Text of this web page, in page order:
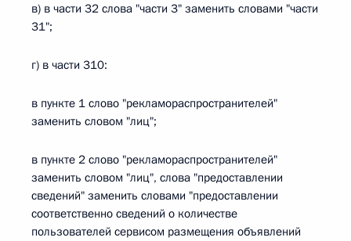
в) в части 32 слова "части 3" заменить словами "части
31";
г) в части 310:
в пункте 1 слово "рекламораспространителей"
заменить словом "лиц";
в пункте 2 слово "рекламораспространителей"
заменить словом "лиц", слова "предоставлении
сведений" заменить словами "предоставлении
соответственно сведений о количестве
пользователей сервисом размещения объявлений